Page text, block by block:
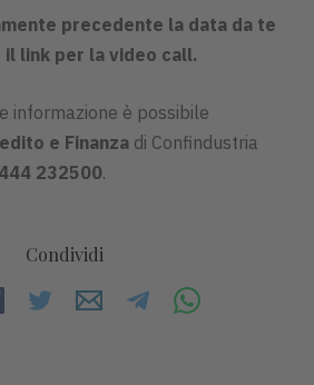
precedente la data da te
il link per la video call.
informazione è possibile
e Finanza di Confindustria
232500.
Condividi